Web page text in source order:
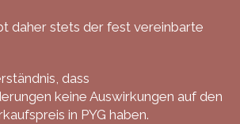
daher stets der fest vereinbarte
dass
keine Auswirkungen auf den
in PYG haben.